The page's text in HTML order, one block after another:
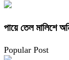
পায়ে তেল মালিশে
Popular Post